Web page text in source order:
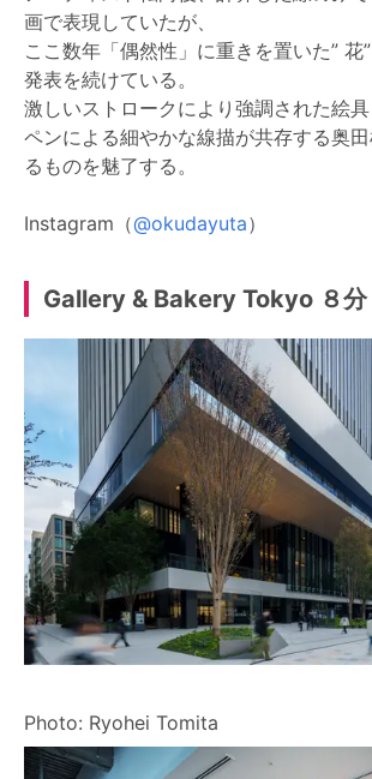
画で表現していたが、
ここ数年「偶然性」に重きを置いた” 花
発表を続けている。
激しいストロークにより強調された絵具
ペンによる細やかな線描が共存する奥
るものを魅了する。
Instagram（@okudayuta）
Gallery & Bakery Tokyo ８分
Photo: Ryohei Tomita